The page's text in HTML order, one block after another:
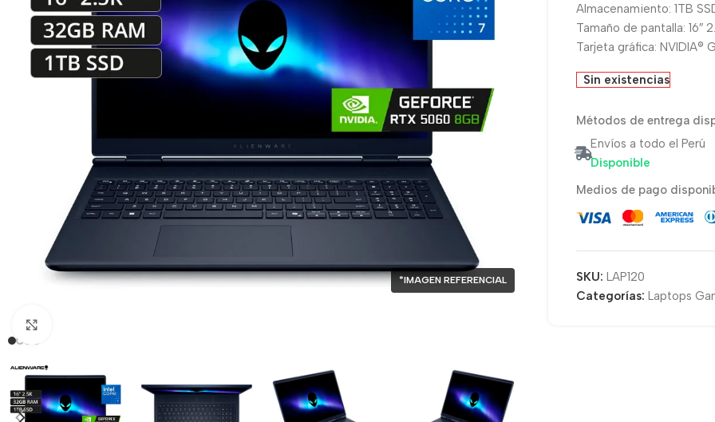
*IMAGEN REFERENCIAL
Almacenamiento: 1TB
Tamaño de pantalla: 16″
Tarjeta gráfica: NVIDIA®
Sin existencias
Métodos de entrega
Envíos a todo el Perú
Disponible
Medios de pago
SKU: LAP120
Categorías: Laptops